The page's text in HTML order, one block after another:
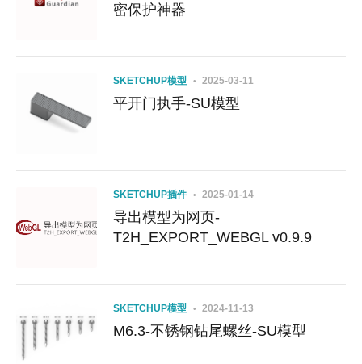
密保护神器
SKETCHUP模型 2025-03-11
平开门执手-SU模型
SKETCHUP插件 2025-01-14
导出模型为网页-
T2H_EXPORT_WEBGL v0.9.9
SKETCHUP模型 2024-11-13
M6.3-不锈钢钻尾螺丝-SU模型